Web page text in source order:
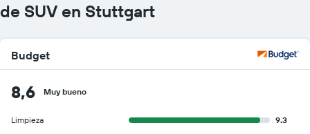
de SUV en Stuttgart
Budget
8,6 Muy bueno
Limpieza
9.3